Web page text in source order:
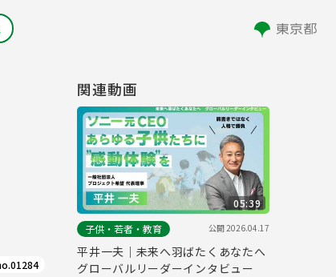
関連動画
05:39
子供・若者・教育
公開2026.04.17
平井一夫｜未来へ羽ばたくあなたへ
グローバルリーダーインタビュー